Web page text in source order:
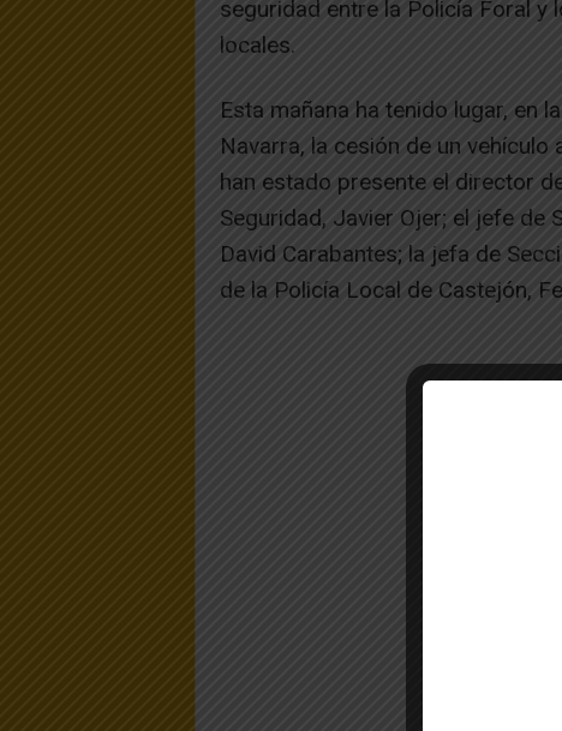
seguridad entre la Policía Foral
locales.
Esta mañana ha tenido lugar, en
Navarra, la cesión de un vehículo
han estado presente el director
Seguridad, Javier Ojer; el jefe de
David Carabantes; la jefa de
de la Policía Local de Castejón,